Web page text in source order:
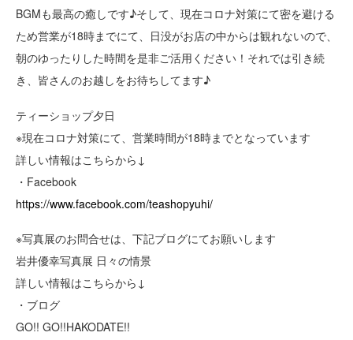
BGMも最高の癒しです♪そして、現在コロナ対策にて密を避ける
ため営業が18時までにて、日没がお店の中からは観れないので、
朝のゆったりした時間を是非ご活用ください！それでは引き続
き、皆さんのお越しをお待ちしてます♪
ティーショップ夕日
※現在コロナ対策にて、営業時間が18時までとなっています
詳しい情報はこちらから↓
・Facebook
https://www.facebook.com/teashopyuhi/
※写真展のお問合せは、下記ブログにてお願いします
岩井優幸写真展 日々の情景
詳しい情報はこちらから↓
・ブログ
GO!! GO!!HAKODATE!!